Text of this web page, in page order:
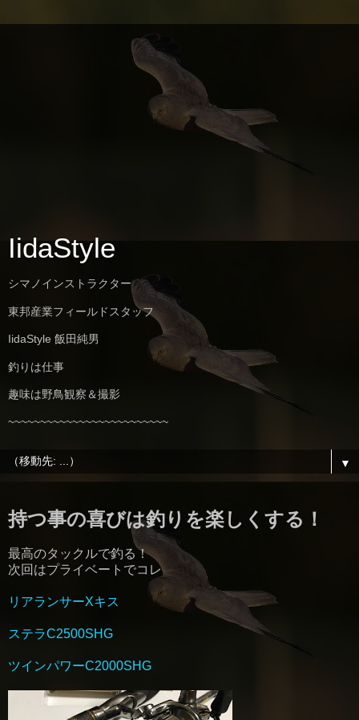
IidaStyle
シマノインストラクター
東邦産業フィールドスタッフ
IidaStyle 飯田純男
釣りは仕事
趣味は野鳥観察＆撮影
~~~~~~~~~~~~~~~~~~~~~~~~~
▼
持つ事の喜びは釣りを楽しくする！
最高のタックルで釣る！
次回はプライベートでコレ
リアランサーXキス
ステラC2500SHG
ツインパワーC2000SHG